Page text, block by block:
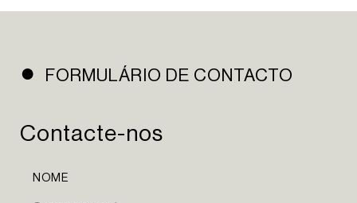
NOTÍCIAS
LINKEDIN
FORMULÁRIO DE CONTACTO
Contacte-nos
NOME